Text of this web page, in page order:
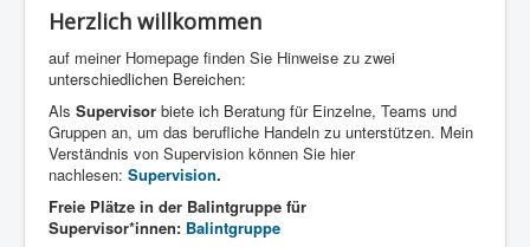
Balintgruppe
Supervision
Wetterstation in Dörenhagen
Datenschutz
Herzlich willkommen
auf meiner Homepage finden Sie Hinweise zu zwei
unterschiedlichen Bereichen:
Als Supervisor biete ich Beratung für Einzelne, Teams und
Gruppen an, um das berufliche Handeln zu unterstützen. Mein
Verständnis von Supervision können Sie hier
nachlesen: Supervision.
Freie Plätze in der Balintgruppe für
Supervisor*innen: Balintgruppe